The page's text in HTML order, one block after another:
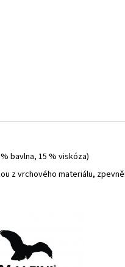
bavlna, 15 % viskóza)
z vrchového materiálu,